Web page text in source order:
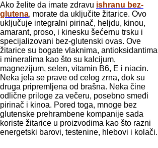
Ako želite da imate zdravu ishranu bez-
glutena, morate da uključite žitarice. Ovo
uključuje integralni pirinač, heljdu, kinou,
amarant, proso, i kinesku šećernu trsku i
specijalizovani bez-glutenski ovas. Ove
žitarice su bogate vlaknima, antioksidantima
i mineralima kao što su kalcijum,
magnezijum, selen, vitamin B6, E i niacin.
Neka jela se prave od celog zrna, dok su
druga pripremljena od brašna. Neka čine
odlične priloge za večeru, posebno smeđi
pirinač i kinoa. Pored toga, mnoge bez
glutenske prehrambene kompanije sada
koriste žitarice u proizvodima kao što razni
energetski barovi, testenine, hlebovi i kolači.